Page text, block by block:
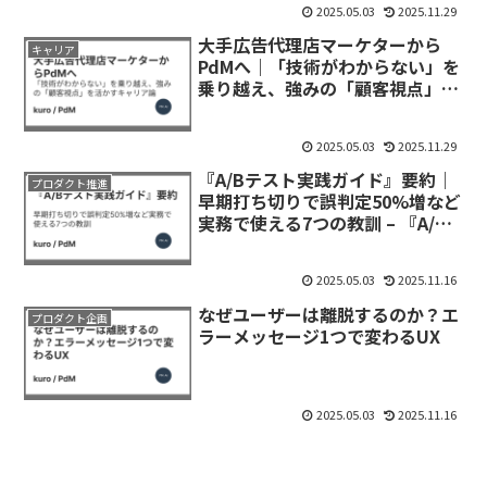
2025.05.03 2025.11.29
キャリア
大手広告代理店マーケターから
PdMへ｜「技術がわからない」を
乗り越え、強みの「顧客視点」を
2025.05.03 2025.11.29
プロダクト推進
『A/Bテスト実践ガイド』要約｜
早期打ち切りで誤判定50%増など
実務で使える7つの教訓 – 『A/B
2025.05.03 2025.11.16
プロダクト企画
なぜユーザーは離脱するのか？エ
ラーメッセージ1つで変わるUX
2025.05.03 2025.11.16